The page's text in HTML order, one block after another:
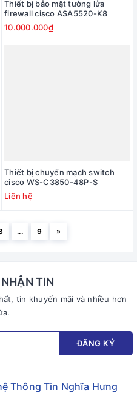
Thiết bị bảo mật tường lửa
firewall cisco ASA5520-K8
10.000.000₫
Thiết bị chuyển mạch switch
cisco WS-C3850-48P-S
Liên hệ
... 9 »
TIN
tin khuyến mãi và nhiều hơn
ĐĂNG KÝ
Thông Tin Nghĩa Hưng